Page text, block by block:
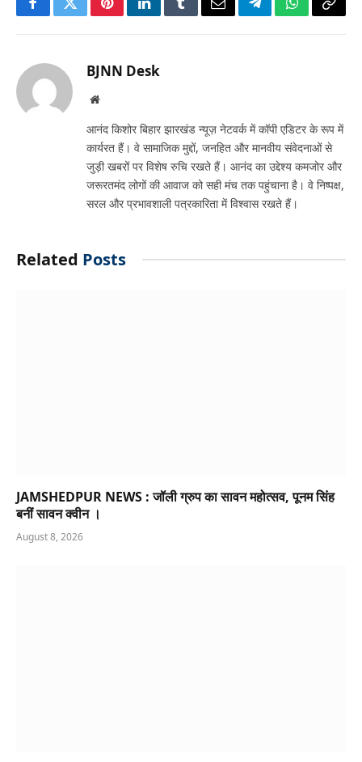
FacebookTwitterPinterestLinkedInTumblrEmailTelegramWhatsApp
Copy
BJNN Desk
Website
आनंद किशोर बिहार झारखंड न्यूज़ नेटवर्क में कॉपी एडिटर के रूप में
कार्यरत हैं। वे सामाजिक मुद्दों, जनहित और मानवीय संवेदनाओं से
जुड़ी खबरों पर विशेष रुचि रखते हैं। आनंद का उद्देश्य कमजोर और
जरूरतमंद लोगों की आवाज को सही मंच तक पहुंचाना है। वे निष्पक्ष,
सरल और प्रभावशाली पत्रकारिता में विश्वास रखते हैं।
Related Posts
JAMSHEDPUR NEWS : जॉली ग्रुप का सावन महोत्सव, पूनम सिंह
बनीं सावन क्वीन ।
August 8, 2026